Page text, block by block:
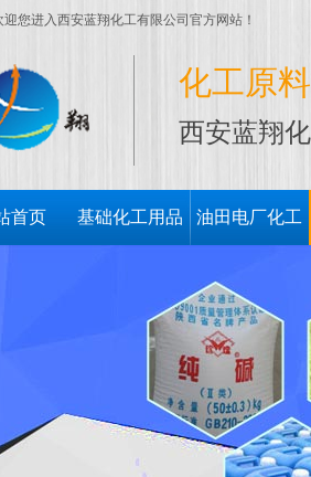
迎您进入西安蓝翔化工有限公司官方网站！
化工原
西安蓝翔
首页 基础化工用品 油田电厂化工